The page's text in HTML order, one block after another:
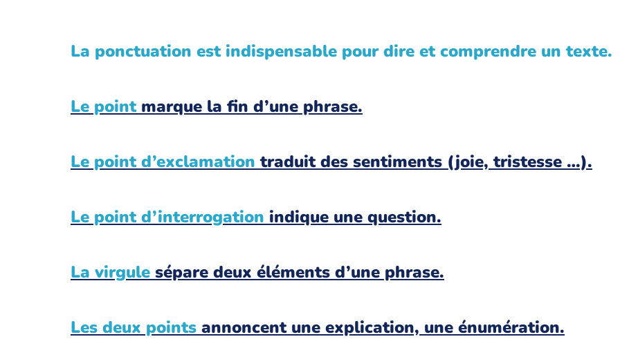
La ponctuation est indispensable pour dire et comprendre un texte.
Le pointmarque la fin d’une phrase.
Le point d’exclamation traduit des sentiments (joie, tristesse …).
Le point d’interrogation indique une question.
La virgule sépare deux éléments d’une phrase.
Les deux points annoncent une explication, une énumération.